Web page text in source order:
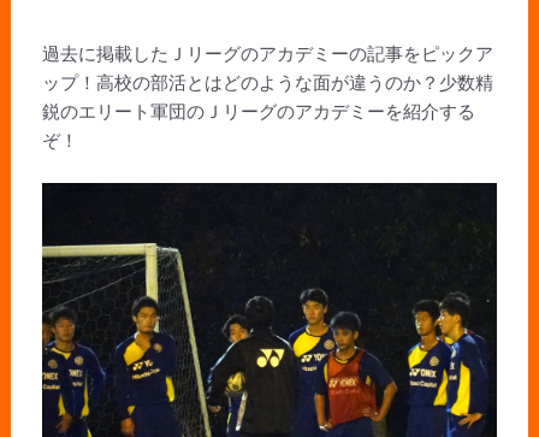
過去に掲載したＪリーグのアカデミーの記事をピックア
ップ！高校の部活とはどのような面が違うのか？少数精
鋭のエリート軍団のＪリーグのアカデミーを紹介する
ぞ！